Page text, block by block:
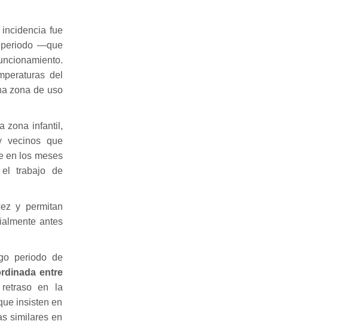
fue
periodo —que
del
zona de uso
zona infantil,
vecinos que
en los meses
el trabajo de
y permitan
antes
periodo de
entre
en la
insisten en
similares en